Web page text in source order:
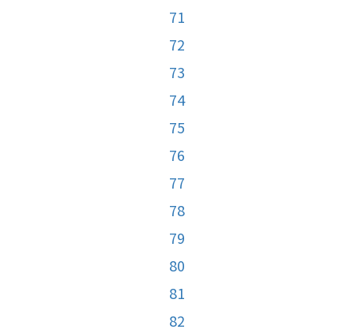
71
72
73
74
75
76
77
78
79
80
81
82